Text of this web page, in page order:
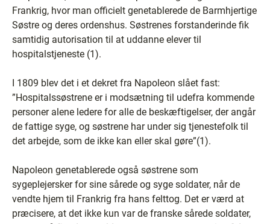
Frankrig, hvor man officielt genetablerede de Barmhjertige
Søstre og deres ordenshus. Søstrenes forstanderinde fik
samtidig autorisation til at uddanne elever til
hospitalstjeneste (1).
I 1809 blev det i et dekret fra Napoleon slået fast:
”Hospitalssøstrene er i modsætning til udefra kommende
personer alene ledere for alle de beskæftigelser, der angår
de fattige syge, og søstrene har under sig tjenestefolk til
det arbejde, som de ikke kan eller skal gøre”(1).
Napoleon genetablerede også søstrene som
sygeplejersker for sine sårede og syge soldater, når de
vendte hjem til Frankrig fra hans felttog. Det er værd at
præcisere, at det ikke kun var de franske sårede soldater,